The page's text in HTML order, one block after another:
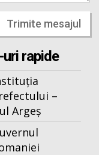
Trimite mesajul
uri rapide
–
Argeș